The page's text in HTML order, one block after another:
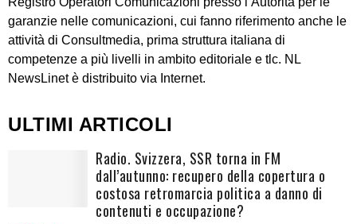
garanzie nelle comunicazioni, cui fanno riferimento anche le
attività di Consultmedia, prima struttura italiana di
competenze a più livelli in ambito editoriale e tlc. NL
NewsLinet è distribuito via Internet.
ULTIMI ARTICOLI
Radio. Svizzera, SSR torna in FM
dall’autunno: recupero della copertura o
costosa retromarcia politica a danno di
contenuti e occupazione?